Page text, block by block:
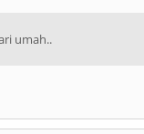
umah..